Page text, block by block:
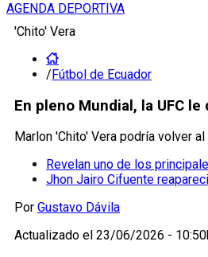
AGENDA DEPORTIVA
'Chito' Vera
/Fútbol de Ecuador
En pleno Mundial, la UFC
Marlon 'Chito' Vera podría volver
Revelan uno de los
Jhon Jairo Cifuente
Por Gustavo Dávila
Actualizado el 23/06/2026 -